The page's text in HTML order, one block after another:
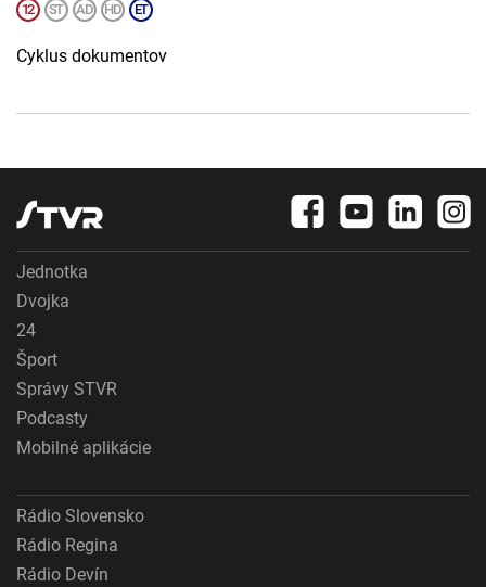
Cyklus dokumentov
Jednotka
Dvojka
24
Šport
Správy STVR
Podcasty
Mobilné aplikácie
Rádio Slovensko
Rádio Regina
Rádio Devín